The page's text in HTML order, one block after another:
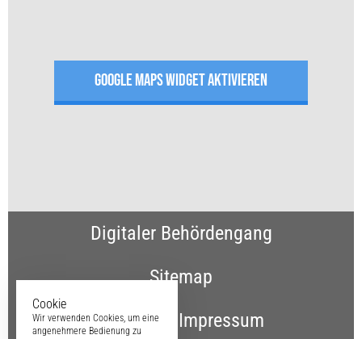
GOOGLE MAPS WIDGET AKTIVIEREN
Digitaler Behördengang
Sitemap
Kontakt & Impressum
Cookie
Wir verwenden Cookies, um eine
angenehmere Bedienung zu